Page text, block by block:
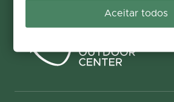
Aceitar todos